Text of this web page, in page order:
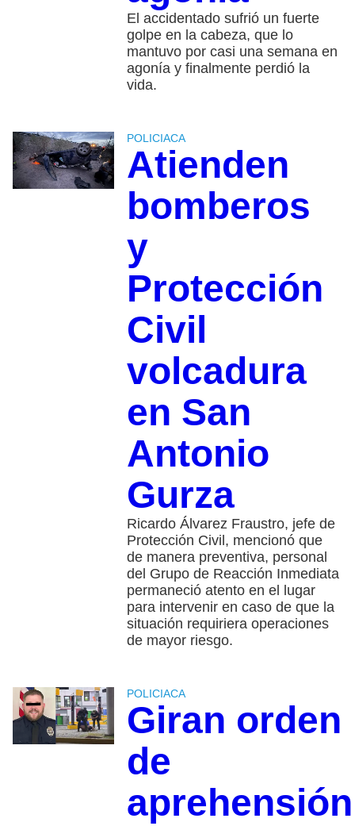
El accidentado sufrió un fuerte
golpe en la cabeza, que lo
mantuvo por casi una semana en
agonía y finalmente perdió la
vida.
POLICIACA
Atienden
bomberos
y
Protección
Civil
volcadura
en San
Antonio
Gurza
Ricardo Álvarez Fraustro, jefe de
Protección Civil, mencionó que
de manera preventiva, personal
del Grupo de Reacción Inmediata
permaneció atento en el lugar
para intervenir en caso de que la
situación requiriera operaciones
de mayor riesgo.
POLICIACA
Giran orden
de
aprehensión